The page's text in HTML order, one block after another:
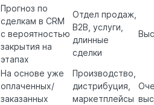
Прогноз по
сделкам в CRM
с вероятностью
закрытия на
этапах
Отдел продаж,
B2B, услуги,
длинные
сделки
На основе уже
оплаченных/
заказанных
Производство,
дистрибуция,
маркетплейсы